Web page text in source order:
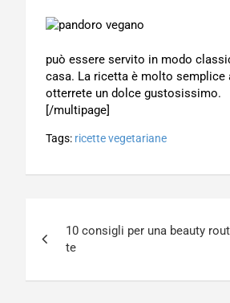
può essere servito in modo
casa. La ricetta è molto semplice
otterrete un dolce gustosissimo.
[/multipage]
Tags: ricette vegetariane
articoli
10 consigli per una beauty
te